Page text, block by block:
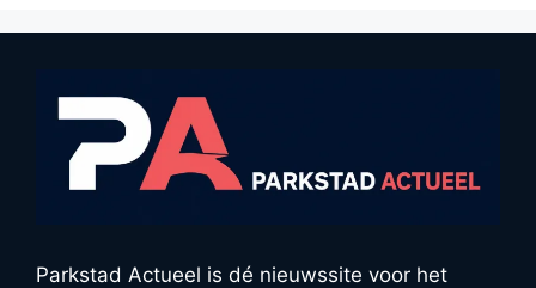
Parkstad Actueel is dé nieuwssite voor het